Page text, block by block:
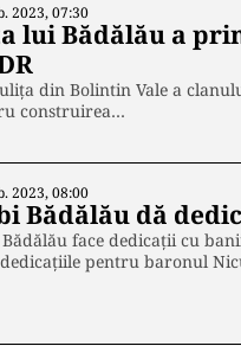
2023, 07:30
lui Bădălău a
din Bolintin Vale a
construirea…
2023, 08:00
Bădălău dă
face dedicații cu
pentru baronul